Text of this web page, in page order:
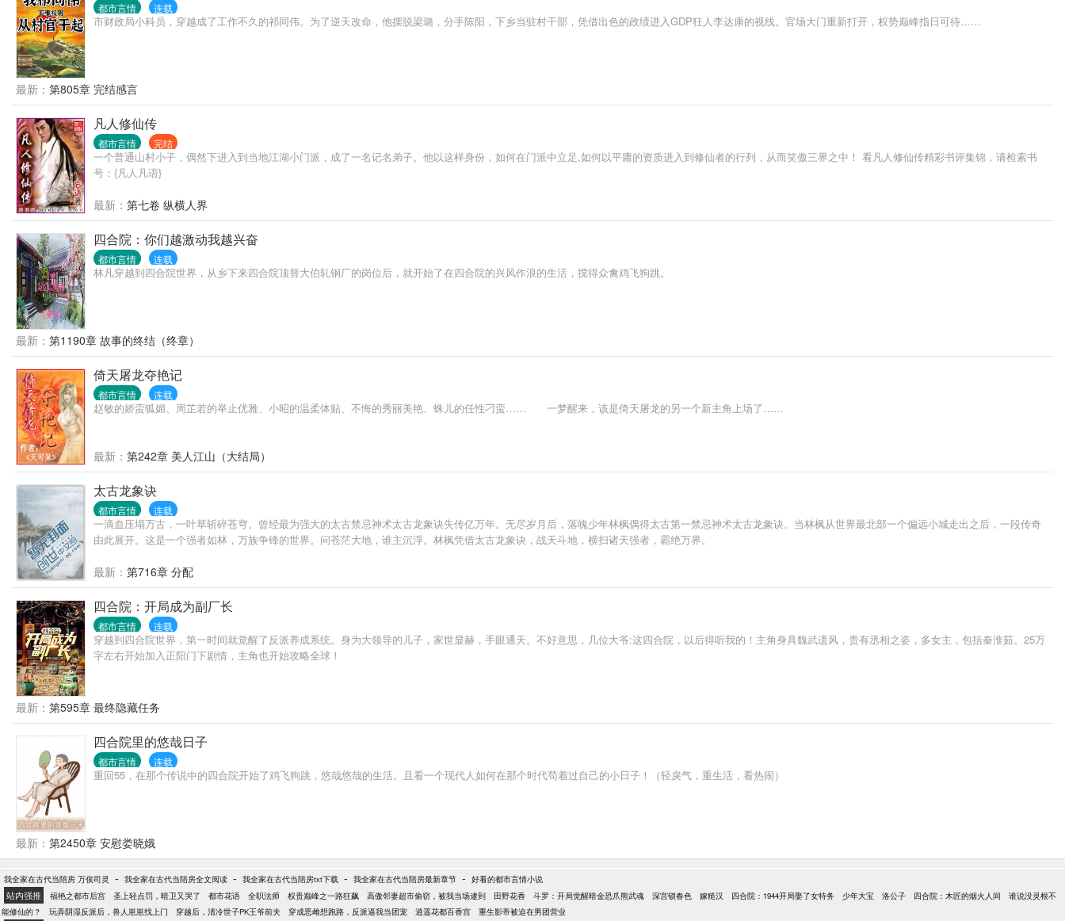
都市言情 连载
市财政局小科员，穿越成了工作不久的祁同伟。为了逆天改命，他摆脱梁璐，分手陈阳，下乡当驻村干部，凭借出色的政绩进入GDP狂人李达康的视线。官场大门重新打开，权势巅峰指日可待……
最新： 第805章 完结感言
凡人修仙传
都市言情 完结
一个普通山村小子，偶然下进入到当地江湖小门派，成了一名记名弟子。他以这样身份，如何在门派中立足,如何以平庸的资质进入到修仙者的行列，从而笑傲三界之中！ 看凡人修仙传精彩书评集锦，请检索书
号：{凡人凡语}
最新： 第七卷 纵横人界
四合院：你们越激动我越兴奋
都市言情 连载
林凡穿越到四合院世界，从乡下来四合院顶替大伯轧钢厂的岗位后，就开始了在四合院的兴风作浪的生活，搅得众禽鸡飞狗跳。
最新： 第1190章 故事的终结（终章）
倚天屠龙夺艳记
都市言情 连载
赵敏的娇蛮狐媚、周芷若的举止优雅、小昭的温柔体贴、不悔的秀丽美艳、蛛儿的任性刁蛮…… 一梦醒来，该是倚天屠龙的另一个新主角上场了……
最新： 第242章 美人江山（大结局）
太古龙象诀
都市言情 连载
一滴血压塌万古，一叶草斩碎苍穹。曾经最为强大的太古禁忌神术太古龙象诀失传亿万年。无尽岁月后，落魄少年林枫偶得太古第一禁忌神术太古龙象诀。当林枫从世界最北部一个偏远小城走出之后，一段传奇
由此展开。这是一个强者如林，万族争锋的世界。问苍茫大地，谁主沉浮。林枫凭借太古龙象诀，战天斗地，横扫诸天强者，霸绝万界。
最新： 第716章 分配
四合院：开局成为副厂长
都市言情 连载
穿越到四合院世界，第一时间就觉醒了反派养成系统。身为大领导的儿子，家世显赫，手眼通天。不好意思，几位大爷:这四合院，以后得听我的！主角身具魏武遗风，贵有丞相之姿，多女主，包括秦淮茹。25万
字左右开始加入正阳门下剧情，主角也开始攻略全球！
最新： 第595章 最终隐藏任务
四合院里的悠哉日子
都市言情 连载
重回55，在那个传说中的四合院开始了鸡飞狗跳，悠哉悠哉的生活。且看一个现代人如何在那个时代苟着过自己的小日子！（轻戾气，重生活，看热闹）
最新： 第2450章 安慰娄晓娥
我全家在古代当陪房 万俟司灵 - 我全家在古代当陪房全文阅读 - 我全家在古代当陪房txt下载 - 我全家在古代当陪房最新章节 - 好看的都市言情小说
站内强推 福艳之都市后宫 圣上轻点罚，暗卫又哭了 都市花语 全职法师 权贵巅峰之一路狂飙 高傲邻妻超市偷窃，被我当场逮到 田野花香 斗罗：开局觉醒暗金恐爪熊武魂 深宫锁春色 嫁糙汉 四合院：1944开局娶了女特务 少年大宝 洛公子 四合院：木匠的烟火人间
谁说没灵根不
能修仙的？
玩弄阴湿反派后，兽人崽崽找上门 穿越后，清冷世子PK王爷前夫 穿成恶雌想跑路，反派逼我当团宠 逍遥花都百香宫 重生影帝被迫在男团营业